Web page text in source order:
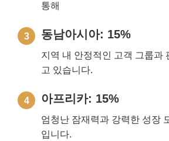
통해
3 동남아시아: 15%
지역 내 안정적인 고객 그룹과
고 있습니다.
4 아프리카: 15%
엄청난 잠재력과 강력한 성장
입니다.